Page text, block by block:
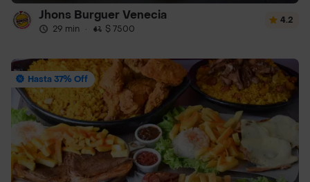
Jhons Burguer Venecia
29 min · $ 7500
4.2
Hasta 37% Off